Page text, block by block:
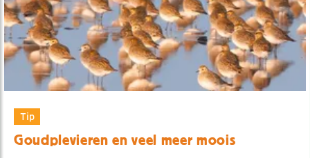
Tip
Goudplevieren en veel meer moois